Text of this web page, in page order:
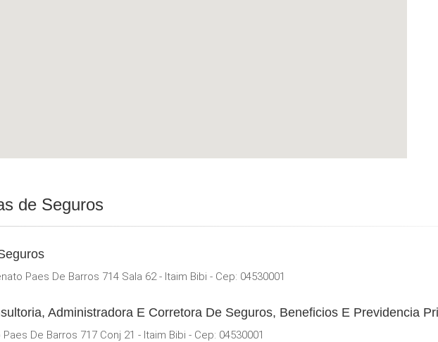
de Seguros
Paes De Barros 714 Sala 62 - Itaim Bibi - Cep: 04530001
Administradora E Corretora De Seguros, Beneficios E Previdencia
Paes De Barros 717 Conj 21 - Itaim Bibi - Cep: 04530001